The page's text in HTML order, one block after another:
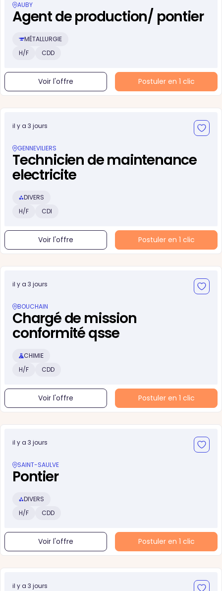
AUBY
Agent de production/ pontier
MÉTALLURGIE
H/F
CDD
Voir l'offre Postuler en 1 clic
il y a 3 jours
GENNEVILIERS
Technicien de maintenance
electricite
DIVERS
H/F
CDI
Voir l'offre Postuler en 1 clic
il y a 3 jours
BOUCHAIN
Chargé de mission
conformité qsse
CHIMIE
H/F
CDD
Voir l'offre Postuler en 1 clic
il y a 3 jours
SAINT-SAULVE
Pontier
DIVERS
H/F
CDD
Voir l'offre Postuler en 1 clic
il y a 3 jours